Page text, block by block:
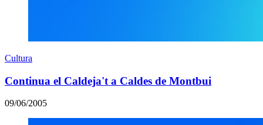
Cultura
Continua el Caldeja't a Caldes de Montbui
09/06/2005